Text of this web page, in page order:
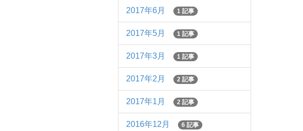
2017年6月 1 記事
2017年5月 1 記事
2017年3月 1 記事
2017年2月 2 記事
2017年1月 2 記事
2016年12月 6 記事